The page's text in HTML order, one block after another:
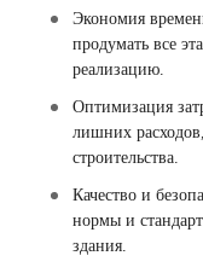
Экономия
продумать все
реализацию.
Оптимизация
лишних
строительства.
Качество и
нормы и
здания.